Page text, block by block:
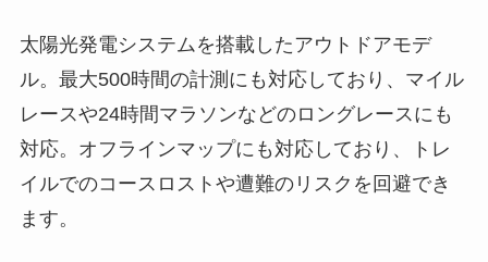
太陽光発電システムを搭載したアウトドアモデ
ル。最大500時間の計測にも対応しており、マイル
レースや24時間マラソンなどのロングレースにも
対応。オフラインマップにも対応しており、トレ
イルでのコースロストや遭難のリスクを回避でき
ます。